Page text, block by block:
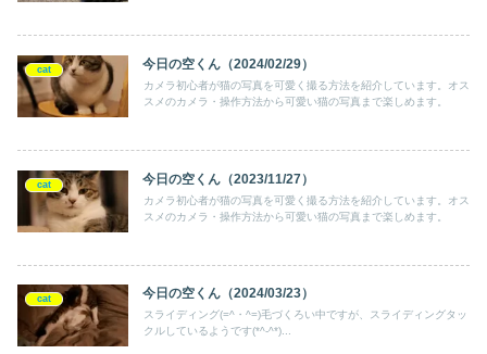
cat 今日の空くん（2024/02/29）
カメラ初心者が猫の写真を可愛く撮る方法を紹介しています。オス
スメのカメラ・操作方法から可愛い猫の写真まで楽しめます。
cat 今日の空くん（2023/11/27）
カメラ初心者が猫の写真を可愛く撮る方法を紹介しています。オス
スメのカメラ・操作方法から可愛い猫の写真まで楽しめます。
cat 今日の空くん（2024/03/23）
スライディング(=^・^=)毛づくろい中ですが、スライディングタッ
クルしているようです(*^-^*)...